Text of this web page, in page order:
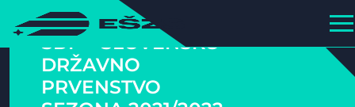
SDP – SLOVENSKO
DRŽAVNO
PRVENSTVO